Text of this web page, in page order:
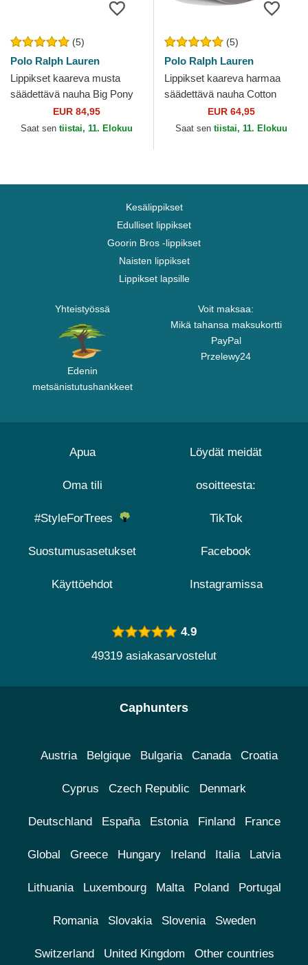
(5)
Polo Ralph Lauren
Lippikset kaareva musta
säädettävä nauha Big Pony
Chino Classic Sport Polo
Ralph Lauren
EUR 84,95
Saat sen tiistai, 11. Elokuu
(5)
Polo Ralph Lauren
Lippikset kaareva harmaa
säädettävä nauha Cotton
Chino Classic Sport Polo
Ralph Lauren
EUR 64,95
Saat sen tiistai, 11. Elokuu
Kesälippikset
Edulliset lippikset
Goorin Bros -lippikset
Naisten lippikset
Lippikset lapsille
Yhteistyössä
Edenin
metsänistutushankkeet
Voit maksaa:
Mikä tahansa maksukortti
PayPal
Przelewy24
Apua
Oma tili
#StyleForTrees
Suostumusasetukset
Käyttöehdot
Löydät meidät
osoitteesta:
TikTok
Facebook
Instagramissa
4.9
49319 asiakasarvostelut
Caphunters
Austria Belgique Bulgaria Canada Croatia
Cyprus Czech Republic Denmark
Deutschland España Estonia Finland France
Global Greece Hungary Ireland Italia Latvia
Lithuania Luxembourg Malta Poland Portugal
Romania Slovakia Slovenia Sweden
Switzerland United Kingdom Other countries